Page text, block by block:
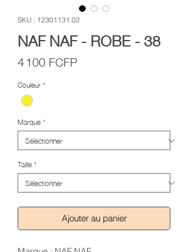
SKU : 12301131.02
NAF NAF - ROBE - 38
4 100 FCFP
Couleur*
Marque*
Taille*
Ajouter au panier